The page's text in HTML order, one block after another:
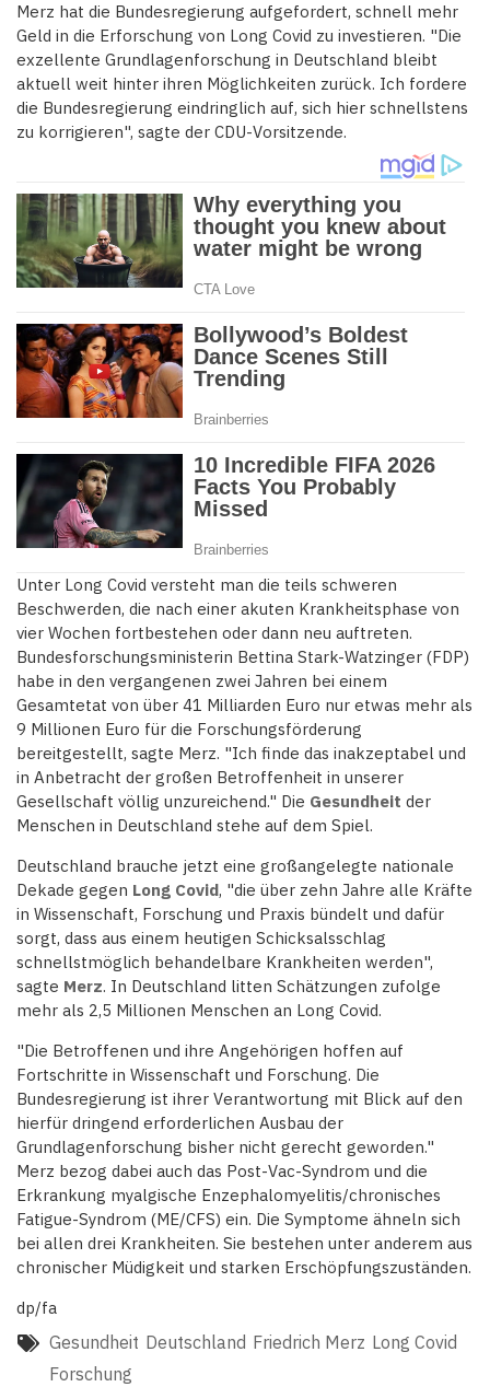
Merz hat die Bundesregierung aufgefordert, schnell mehr
Geld in die Erforschung von Long Covid zu investieren. "Die
exzellente Grundlagenforschung in Deutschland bleibt
aktuell weit hinter ihren Möglichkeiten zurück. Ich fordere
die Bundesregierung eindringlich auf, sich hier schnellstens
zu korrigieren", sagte der CDU-Vorsitzende.
Unter Long Covid versteht man die teils schweren
Beschwerden, die nach einer akuten Krankheitsphase von
vier Wochen fortbestehen oder dann neu auftreten.
Bundesforschungsministerin Bettina Stark-Watzinger (FDP)
habe in den vergangenen zwei Jahren bei einem
Gesamtetat von über 41 Milliarden Euro nur etwas mehr als
9 Millionen Euro für die Forschungsförderung
bereitgestellt, sagte Merz. "Ich finde das inakzeptabel und
in Anbetracht der großen Betroffenheit in unserer
Gesellschaft völlig unzureichend." Die Gesundheit der
Menschen in Deutschland stehe auf dem Spiel.
Deutschland brauche jetzt eine großangelegte nationale
Dekade gegen Long Covid, "die über zehn Jahre alle Kräfte
in Wissenschaft, Forschung und Praxis bündelt und dafür
sorgt, dass aus einem heutigen Schicksalsschlag
schnellstmöglich behandelbare Krankheiten werden",
sagte Merz. In Deutschland litten Schätzungen zufolge
mehr als 2,5 Millionen Menschen an Long Covid.
"Die Betroffenen und ihre Angehörigen hoffen auf
Fortschritte in Wissenschaft und Forschung. Die
Bundesregierung ist ihrer Verantwortung mit Blick auf den
hierfür dringend erforderlichen Ausbau der
Grundlagenforschung bisher nicht gerecht geworden."
Merz bezog dabei auch das Post-Vac-Syndrom und die
Erkrankung myalgische Enzephalomyelitis/chronisches
Fatigue-Syndrom (ME/CFS) ein. Die Symptome ähneln sich
bei allen drei Krankheiten. Sie bestehen unter anderem aus
chronischer Müdigkeit und starken Erschöpfungszuständen.
dp/fa
Gesundheit Deutschland Friedrich Merz Long Covid
Forschung